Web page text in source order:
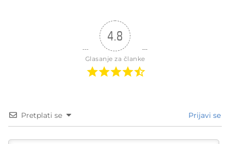
4.8
Glasanje za članke
Pretplati se Prijavi se